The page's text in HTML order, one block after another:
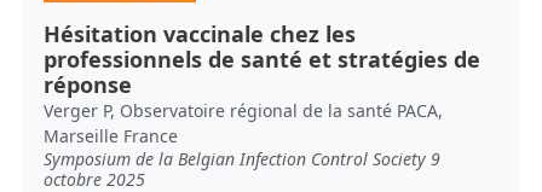
Hésitation vaccinale chez les
professionnels de santé et stratégies de
réponse
Verger P, Observatoire régional de la santé PACA,
Marseille France
Symposium de la Belgian Infection Control Society 9
octobre 2025